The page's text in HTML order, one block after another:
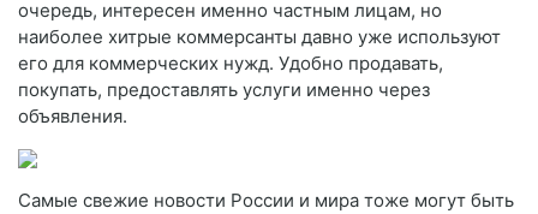
очередь, интересен именно частным лицам, но
наиболее хитрые коммерсанты давно уже используют
его для коммерческих нужд. Удобно продавать,
покупать, предоставлять услуги именно через
объявления.
Самые свежие новости России и мира тоже могут быть